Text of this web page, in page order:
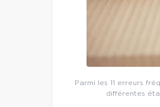
Parmi les 11 erreurs
différentes